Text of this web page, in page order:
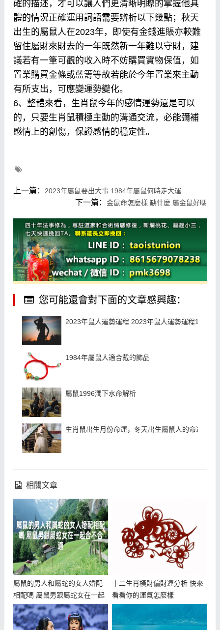
確的描述，才可以讓人們更清晰明瞭的掌握他具
體的情況正確運用詞語需要辨析以下幾點；秋天
出生的屬鼠人在2023年，即使有金錢進賬亦較難
留住屬財來財去的一年既然新一年難以守財，建
議若有一筆可觀的收入時不妨購買實物保值，如
置業購買金條或藍籌等故若能於今年置業來主動
有所支出，可應變運勢變化。
6、整體來看，生肖鼠今年的感情運勢還是可以
的，只要生肖鼠積極主動的溝通交流，必能彌補
感情上的創傷，保證感情的穩定性。
上一篇： 2023年屬鼠要出大事 1984年屬鼠何時走大運
下一篇：金鼠命怎麼樣 缺什麼 屬金鼠好嗎
您可能還會對下面的文章感興趣：
2023年鼠人運勢運程 2023年鼠人運勢運程1972女
1984年屬鼠人適合戴的飾品
屬鼠1996澗下水命解析
生肖鼠出生月份命運，冬天出生屬鼠人的命運
相關文章
屬鼠的男人和屬蛇的女人婚配
相配嗎 屬鼠男跟屬蛇女在一起
合不
十二生肖橫財偏財運分析 快來
看看你的運氣怎麼樣